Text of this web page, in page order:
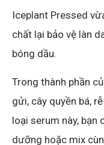
Iceplant Pressed
chất lại bảo vệ làn
bóng dầu.
Trong thành phần
gửi, cây quyền bá,
loại serum này,
dưỡng hoặc mix